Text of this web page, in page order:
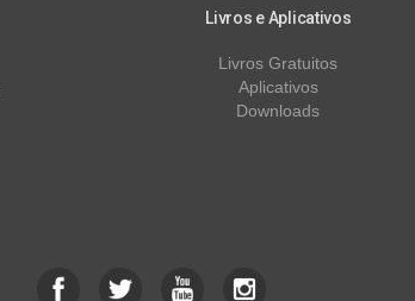
Livros e Aplicativos
Livros Gratuitos
Aplicativos
Downloads